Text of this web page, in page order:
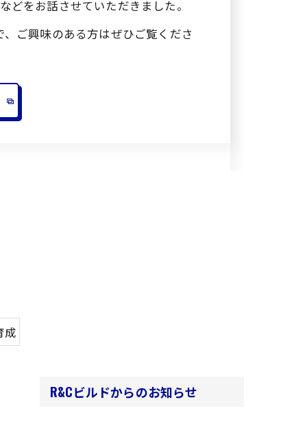
どをお話させていただきました。
ご興味のある方はぜひご覧くださ
成
R&Cビルドからのお知らせ